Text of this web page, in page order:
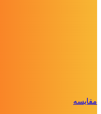
مقايسه